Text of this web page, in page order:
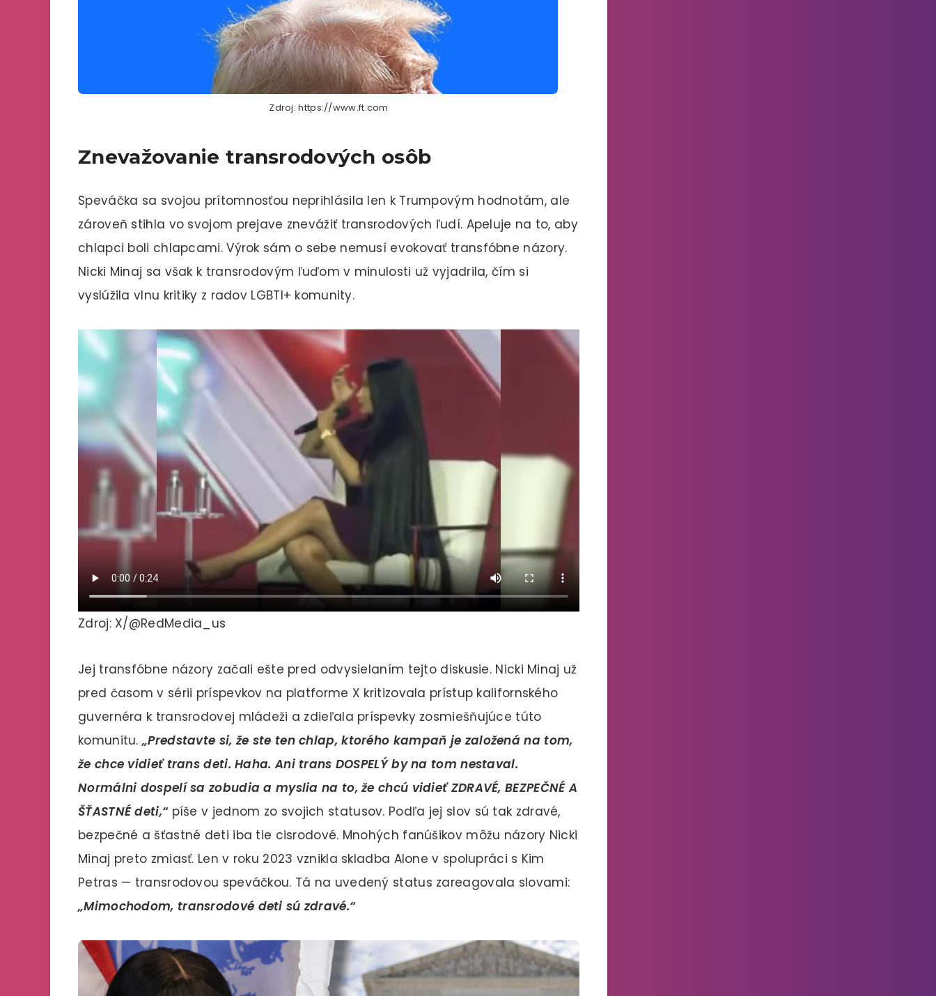
Zdroj: https://www.ft.com
Znevažovanie transrodových osôb
Speváčka sa svojou prítomnosťou neprihlásila len k Trumpovým hodnotám, ale
zároveň stihla vo svojom prejave znevážiť transrodových ľudí. Apeluje na to, aby
chlapci boli chlapcami. Výrok sám o sebe nemusí evokovať transfóbne názory.
Nicki Minaj sa však k transrodovým ľuďom v minulosti už vyjadrila, čím si
vyslúžila vlnu kritiky z radov LGBTI+ komunity.
Zdroj: X/@RedMedia_us
Jej transfóbne názory začali ešte pred odvysielaním tejto diskusie. Nicki Minaj už
pred časom v sérii príspevkov na platforme X kritizovala prístup kalifornského
guvernéra k transrodovej mládeži a zdieľala príspevky zosmiešňujúce túto
komunitu.„Predstavte si, že ste ten chlap, ktorého kampaň je založená na tom,
že chce vidieť trans deti. Haha. Ani trans DOSPELÝ by na tom nestaval.
Normálni dospelí sa zobudia a myslia na to, že chcú vidieť ZDRAVÉ, BEZPEČNÉ A
ŠŤASTNÉ deti,“píše v jednom zo svojich statusov. Podľa jej slov sú tak zdravé,
bezpečné a šťastné deti iba tie cisrodové. Mnohých fanúšikov môžu názory Nicki
Minaj preto zmiasť. Len v roku 2023 vznikla skladba Alone v spolupráci s Kim
Petras — transrodovou speváčkou. Tá na uvedený status zareagovala slovami:
„Mimochodom, transrodové deti sú zdravé.“